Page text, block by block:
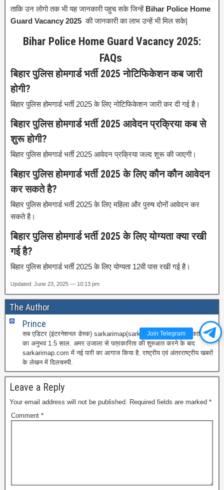
Join Telegram
ताकि उन लोगो तक भी यह जानकारी पहुच सके जिन्हें Bihar Police Home
Guard Vacancy 2025की जानकारी का लाभ उन्हें भी मिल सके|
Bihar Police Home Guard Vacancy 2025:
FAQs
बिहार पुलिस होमगार्ड भर्ती 2025 नोटिफिकेशन कब जारी
होगी?
बिहार पुलिस होमगार्ड भर्ती 2025 के लिए नोटिफिकेशन जारी कर दी गई है।
बिहार पुलिस होमगार्ड भर्ती 2025 आवेदन प्रक्रिया कब से
शुरू होगी?
बिहार पुलिस होमगार्ड भर्ती 2025 आवेदन प्रक्रिया जल्द शुरू की जाएगी।
बिहार पुलिस होमगार्ड भर्ती 2025 के लिए कौन कौन आवेदन
कर सकते है?
बिहार पुलिस होमगार्ड भर्ती 2025 के लिए महिला और पुरुष दोनों आवेदन कर
सकते है।
बिहार पुलिस होमगार्ड भर्ती 2025 के लिए योग्यता क्या रखी
गई है?
बिहार पुलिस होमगार्ड भर्ती 2025 के लिए योग्यता 12वी पास रखी गई है।
Updated: June 23, 2025 — 10:13 pm
The Author
Prince
सब एडिटर (इंटरनेशनल डेस्क) sarkarimap(sarkarimap.com/). पत्रकारिता
का अनुभव 1.5 साल. अमर उजाला से पत्रकारिता की शुरुआत करने के बाद
sarkarimap.com में नई पारी का आगाज किया है. राष्ट्रीय एवं अंतरराष्ट्रीय खबरों
के लेखन में दिलचस्पी.
Leave a Reply
Your email address will not be published. Required fields are marked *
Comment *